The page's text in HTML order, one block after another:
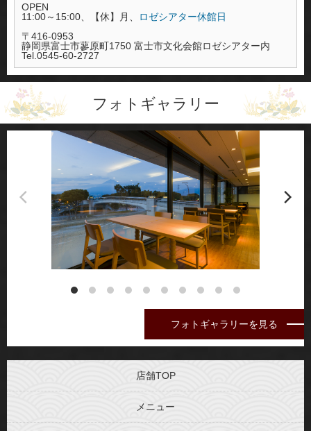
OPEN
11:00～15:00、【休】月、
ロゼシアター休館日
〒416-0953
静岡県富士市蓼原町1750 富士市文化会館ロゼシアター内
Tel.0545-60-2727
フォトギャラリー
フォトギャラリーを見る
店舗TOP
メニュー